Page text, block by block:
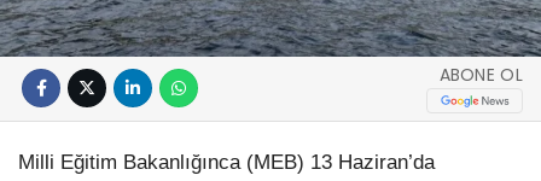
ABONE OL
Milli Eğitim Bakanlığınca (MEB) 13 Haziran’da